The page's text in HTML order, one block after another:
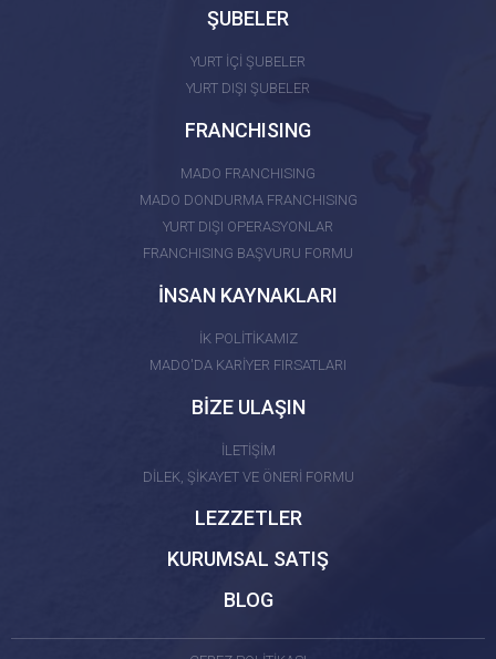
ŞUBELER
YURT İÇİ ŞUBELER
YURT DIŞI ŞUBELER
FRANCHISING
MADO FRANCHISING
MADO DONDURMA FRANCHISING
YURT DIŞI OPERASYONLAR
FRANCHISING BAŞVURU FORMU
İNSAN KAYNAKLARI
İK POLİTİKAMIZ
MADO'DA KARİYER FIRSATLARI
BİZE ULAŞIN
İLETİŞİM
DİLEK, ŞİKAYET VE ÖNERİ FORMU
LEZZETLER
KURUMSAL SATIŞ
BLOG